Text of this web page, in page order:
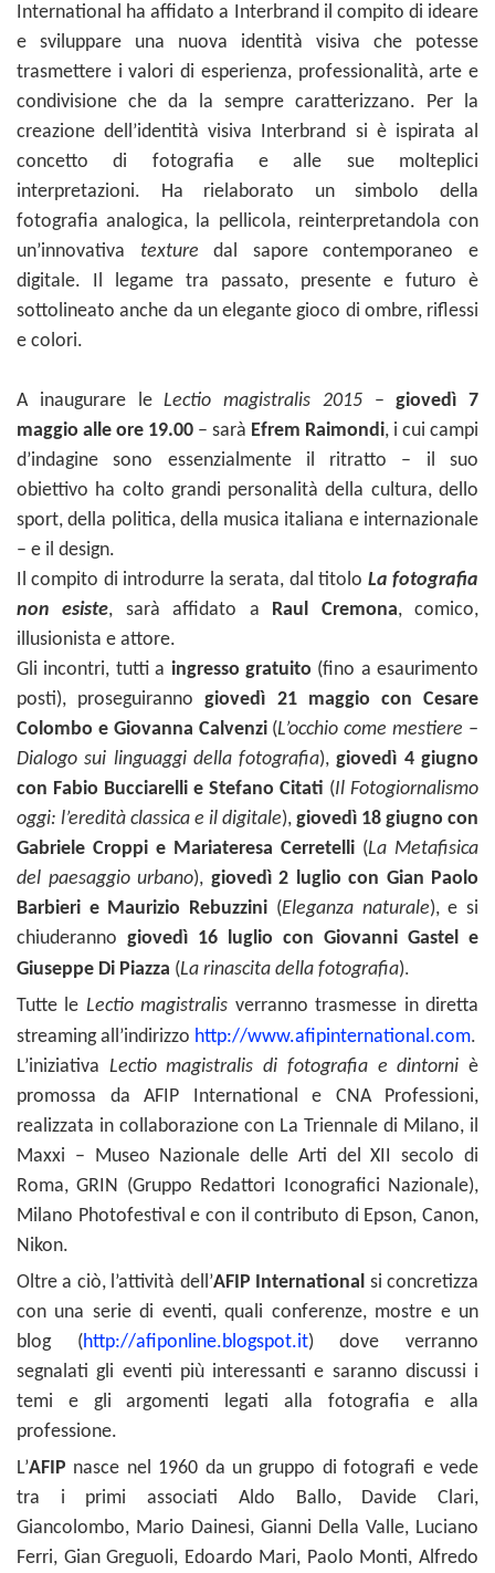
International ha affidato a Interbrand il compito di ideare
e sviluppare una nuova identità visiva che potesse
trasmettere i valori di esperienza, professionalità, arte e
condivisione che da la sempre caratterizzano. Per la
creazione dell’identità visiva Interbrand si è ispirata al
concetto di fotografia e alle sue molteplici
interpretazioni. Ha rielaborato un simbolo della
fotografia analogica, la pellicola, reinterpretandola con
un’innovativa texture dal sapore contemporaneo e
digitale. Il legame tra passato, presente e futuro è
sottolineato anche da un elegante gioco di ombre, riflessi
e colori.
A inaugurare leLectio magistralis 2015–giovedì 7
maggio alle ore 19.00 – sarà Efrem Raimondi, i cui campi
d’indagine sono essenzialmente il ritratto – il suo
obiettivo ha colto grandi personalità della cultura, dello
sport, della politica, della musica italiana e internazionale
– e il design.
Il compito di introdurre la serata, dal titolo La fotografia
non esiste, sarà affidato a Raul Cremona, comico,
illusionista e attore.
Gli incontri, tutti a ingresso gratuito (fino a esaurimento
posti), proseguirannogiovedì 21 maggio con Cesare
Colombo e Giovanna Calvenzi (L’occhio come mestiere –
Dialogo sui linguaggi della fotografia),giovedì 4 giugno
con Fabio Bucciarelli e Stefano Citati (Il Fotogiornalismo
oggi: l’eredità classica e il digitale), giovedì 18 giugno con
Gabriele Croppi e Mariateresa Cerretelli (La Metafisica
del paesaggio urbano), giovedì 2 luglio con Gian Paolo
Barbieri e Maurizio Rebuzzini (Eleganza naturale), e si
chiuderanno giovedì 16 luglio con Giovanni Gastel e
Giuseppe Di Piazza (La rinascita della fotografia).
Tutte le Lectio magistralis verranno trasmesse in diretta
streaming all’indirizzo http://www.afipinternational.com.
L’iniziativa Lectio magistralis di fotografia e dintorni è
promossa da AFIP International e CNA Professioni,
realizzata in collaborazione con La Triennale di Milano, il
Maxxi – Museo Nazionale delle Arti del XII secolo di
Roma, GRIN (Gruppo Redattori Iconografici Nazionale),
Milano Photofestival e con il contributo di Epson, Canon,
Nikon.
Oltre a ciò, l’attività dell’AFIP International si concretizza
con una serie di eventi, quali conferenze, mostre e un
blog (http://afiponline.blogspot.it) dove verranno
segnalati gli eventi più interessanti e saranno discussi i
temi e gli argomenti legati alla fotografia e alla
professione.
L’AFIP nasce nel 1960 da un gruppo di fotografi e vede
tra i primi associati Aldo Ballo, Davide Clari,
Giancolombo, Mario Dainesi, Gianni Della Valle, Luciano
Ferri, Gian Greguoli, Edoardo Mari, Paolo Monti, Alfredo